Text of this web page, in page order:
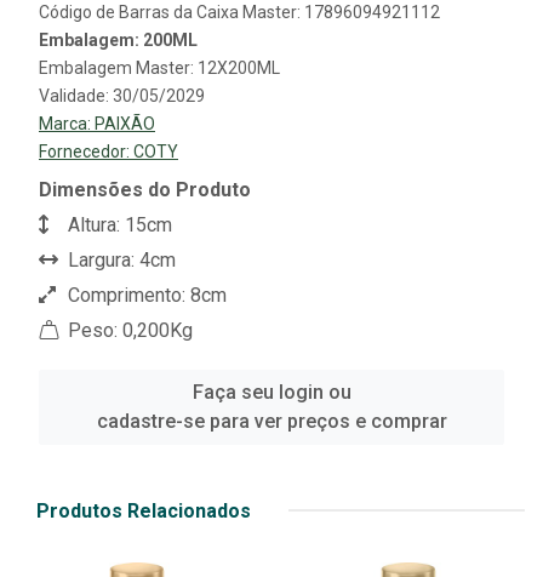
Código de Barras da Caixa Master: 17896094921112
Embalagem: 200ML
Embalagem Master: 12X200ML
Validade: 30/05/2029
Marca: PAIXÃO
Fornecedor: COTY
Dimensões do Produto
Altura: 15cm
Largura: 4cm
Comprimento: 8cm
Peso: 0,200Kg
Faça seu login ou
cadastre-se para ver preços e comprar
Produtos Relacionados